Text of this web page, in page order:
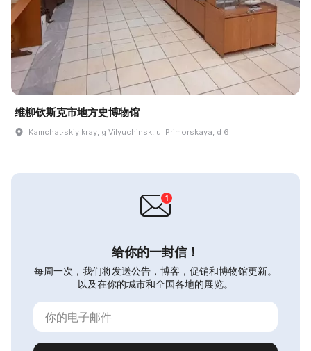
维柳钦斯克市地方史博物馆
Kamchat·skiy kray, g Vilyuchinsk, ul Primorskaya, d 6
给你的一封信！
每周一次，我们将发送公告，博客，促销和博物馆更新。
以及在你的城市和全国各地的展览。